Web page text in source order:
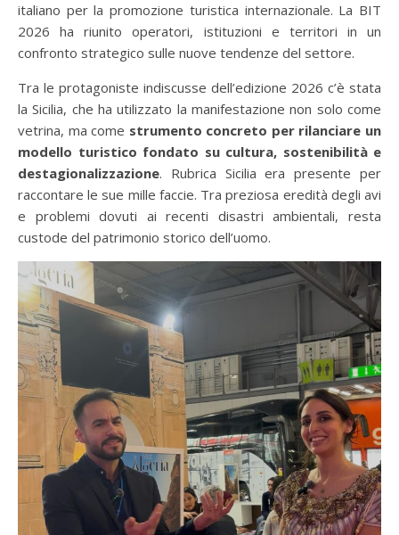
italiano per la promozione turistica internazionale. La BIT
2026 ha riunito operatori, istituzioni e territori in un
confronto strategico sulle nuove tendenze del settore.
Tra le protagoniste indiscusse dell’edizione 2026 c’è stata
la Sicilia, che ha utilizzato la manifestazione non solo come
vetrina, ma come strumento concreto per rilanciare un
modello turistico fondato su cultura, sostenibilità e
destagionalizzazione. Rubrica Sicilia era presente per
raccontare le sue mille faccie. Tra preziosa eredità degli avi
e problemi dovuti ai recenti disastri ambientali, resta
custode del patrimonio storico dell’uomo.